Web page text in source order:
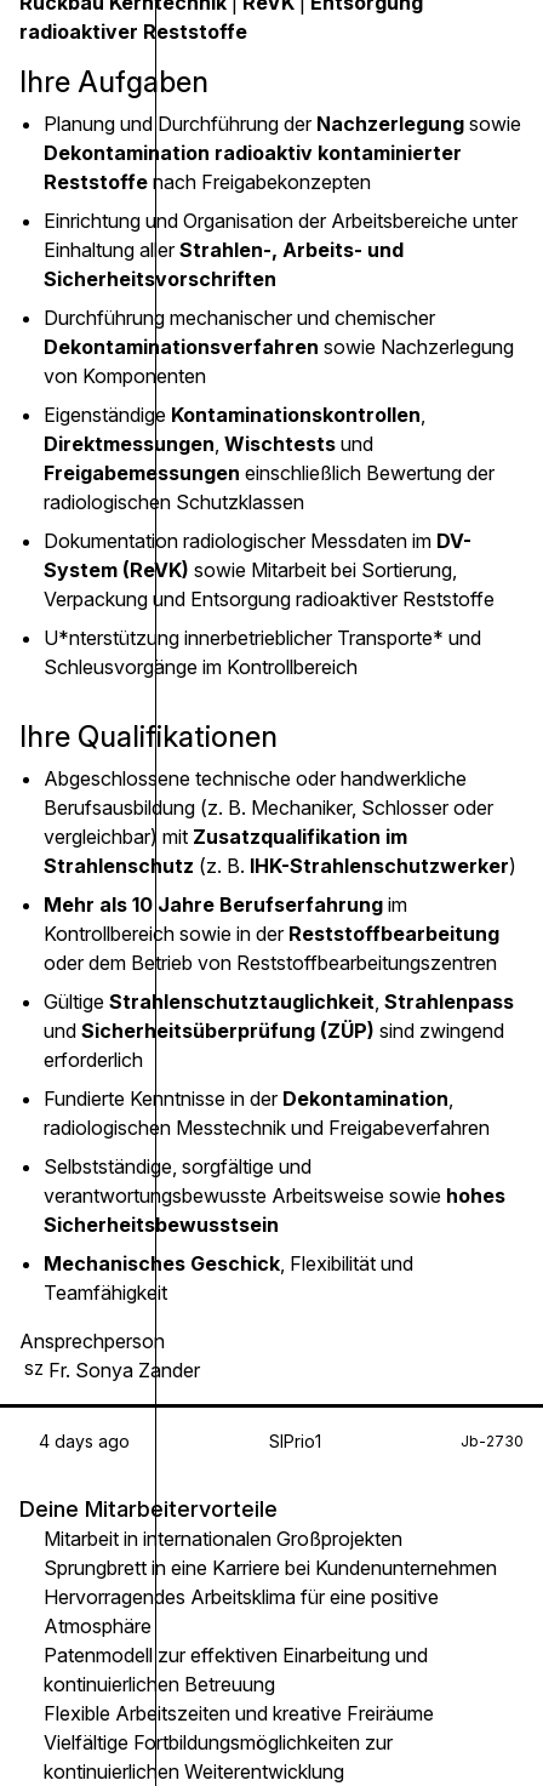
radioaktiver Reststoffe
Ihre Aufgaben
Planung und Durchführung der Nachzerlegung sowie
Dekontamination radioaktiv kontaminierter
Reststoffe nach Freigabekonzepten
Einrichtung und Organisation der Arbeitsbereiche unter
Einhaltung allerStrahlen-, Arbeits- und
Sicherheitsvorschriften
Durchführung mechanischer und chemischer
Dekontaminationsverfahren sowie Nachzerlegung
von Komponenten
Eigenständige Kontaminationskontrollen,
Direktmessungen, Wischtests und
Freigabemessungen einschließlich Bewertung der
radiologischen Schutzklassen
Dokumentation radiologischer Messdaten im DV-
System (ReVK) sowie Mitarbeit bei Sortierung,
Verpackung und Entsorgung radioaktiver Reststoffe
U*nterstützung innerbetrieblicher Transporte* und
Schleusvorgänge im Kontrollbereich
Ihre Qualifikationen
Abgeschlossene technische oder handwerkliche
Berufsausbildung (z. B. Mechaniker, Schlosser oder
vergleichbar) mit Zusatzqualifikation im
Strahlenschutz (z. B. IHK-Strahlenschutzwerker)
Mehr als 10 Jahre Berufserfahrung im
Kontrollbereich sowie in der Reststoffbearbeitung
oder dem Betrieb von Reststoffbearbeitungszentren
Gültige Strahlenschutztauglichkeit, Strahlenpass
und Sicherheitsüberprüfung (ZÜP) sind zwingend
erforderlich
Fundierte Kenntnisse in der Dekontamination,
radiologischen Messtechnik und Freigabeverfahren
Selbstständige, sorgfältige und
verantwortungsbewusste Arbeitsweise sowie hohes
Sicherheitsbewusstsein
Mechanisches Geschick, Flexibilität und
Teamfähigkeit
Ansprechperson
SZ Fr. Sonya Zander
4 days ago SIPrio1 Jb-2730
Deine Mitarbeitervorteile
Mitarbeit in internationalen Großprojekten
Sprungbrett in eine Karriere bei Kundenunternehmen
Hervorragendes Arbeitsklima für eine positive
Atmosphäre
Patenmodell zur effektiven Einarbeitung und
kontinuierlichen Betreuung
Flexible Arbeitszeiten und kreative Freiräume
Vielfältige Fortbildungsmöglichkeiten zur
kontinuierlichen Weiterentwicklung